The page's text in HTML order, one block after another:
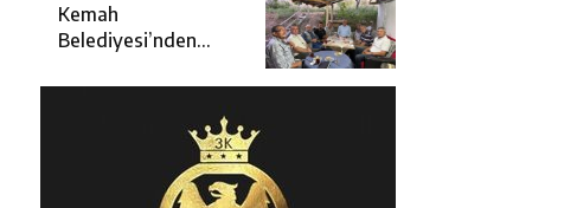
Kemah
Belediyesi’nden
Mahallesi’nde